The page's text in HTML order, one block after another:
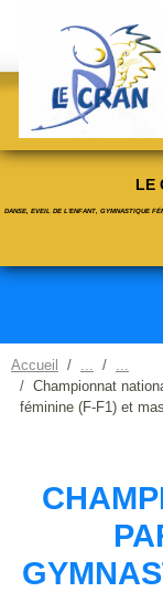
LE
DANSE, EVEIL DE L'ENFANT, GYMNASTIQUE
Accueil
Championnat
féminine (F-F1) et